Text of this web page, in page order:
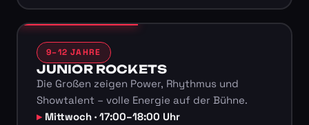
9–12 JAHRE
JUNIOR ROCKETS
Die Großen zeigen Power, Rhythmus und
Showtalent – volle Energie auf der Bühne.
Mittwoch · 17:00–18:00 Uhr